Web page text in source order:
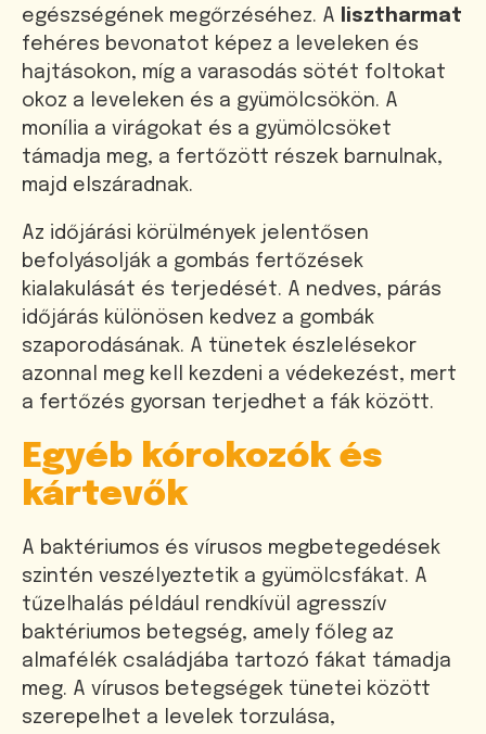
egészségének megőrzéséhez. A
lisztharmat
fehéres bevonatot képez a leveleken és
hajtásokon, míg a varasodás sötét foltokat
okoz a leveleken és a gyümölcsökön. A
monília a virágokat és a gyümölcsöket
támadja meg, a fertőzött részek barnulnak,
majd elszáradnak.
Az időjárási körülmények jelentősen
befolyásolják a gombás fertőzések
kialakulását és terjedését. A nedves, párás
időjárás különösen kedvez a gombák
szaporodásának. A tünetek észlelésekor
azonnal meg kell kezdeni a védekezést, mert
a fertőzés gyorsan terjedhet a fák között.
Egyéb kórokozók és
kártevők
A baktériumos és vírusos megbetegedések
szintén veszélyeztetik a gyümölcsfákat. A
tűzelhalás például rendkívül agresszív
baktériumos betegség, amely főleg az
almafélék családjába tartozó fákat támadja
meg. A vírusos betegségek tünetei között
szerepelhet a levelek torzulása,